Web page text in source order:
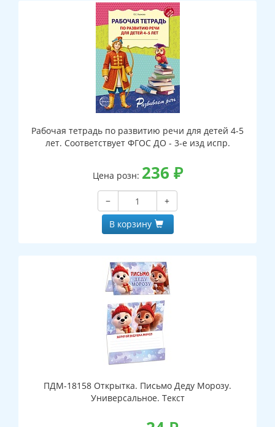
Рабочая тетрадь по развитию речи для детей 4-5
лет. Соответствует ФГОС ДО - 3-е изд испр.
Цена розн: 236 ₽
−
+
В корзину
ПДМ-18158 Открытка. Письмо Деду Морозу.
Универсальное. Текст